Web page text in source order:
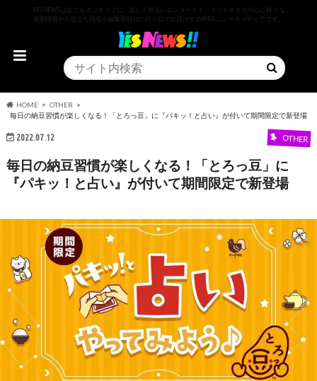
YESNEWSは全てをポジティブに、楽しく明るいエンターテインメントネタを中心に様々な
最新情報やお役立ち情報を編集部独自の切り口でお届けするWEBニュースメディアです。
HOME
OTHER
毎日の納豆習慣が楽しくなる！「とろっ豆」に『パキッ！と占い』が付いて期間限定で新登場
2022.07.12 OTHER
毎日の納豆習慣が楽しくなる！「とろっ豆」に
『パキッ！と占い』が付いて期間限定で新登場